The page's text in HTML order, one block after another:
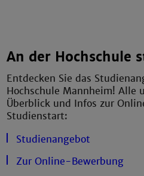
An der Hochschule
Entdecken Sie das
Hochschule Mannheim! Alle
Überblick und Infos zur
Studienstart:
Studienangebot
Zur Online-Bewerbung